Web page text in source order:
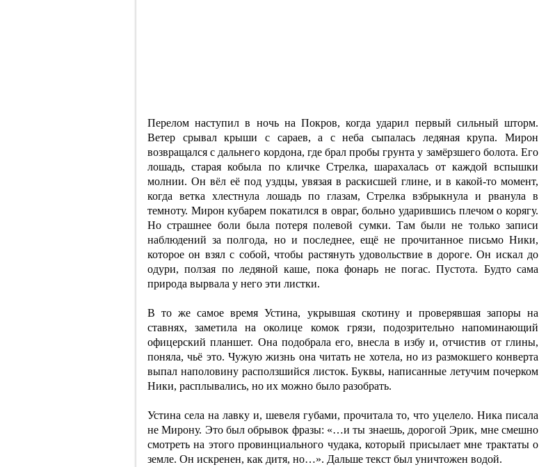
Перелом наступил в ночь на Покров, когда ударил первый сильный шторм.
Ветер срывал крыши с сараев, а с неба сыпалась ледяная крупа. Мирон
возвращался с дальнего кордона, где брал пробы грунта у замёрзшего болота. Его
лошадь, старая кобыла по кличке Стрелка, шарахалась от каждой вспышки
молнии. Он вёл её под уздцы, увязая в раскисшей глине, и в какой-то момент,
когда ветка хлестнула лошадь по глазам, Стрелка взбрыкнула и рванула в
темноту. Мирон кубарем покатился в овраг, больно ударившись плечом о корягу.
Но страшнее боли была потеря полевой сумки. Там были не только записи
наблюдений за полгода, но и последнее, ещё не прочитанное письмо Ники,
которое он взял с собой, чтобы растянуть удовольствие в дороге. Он искал до
одури, ползая по ледяной каше, пока фонарь не погас. Пустота. Будто сама
природа вырвала у него эти листки.
В то же самое время Устина, укрывшая скотину и проверявшая запоры на
ставнях, заметила на околице комок грязи, подозрительно напоминающий
офицерский планшет. Она подобрала его, внесла в избу и, отчистив от глины,
поняла, чьё это. Чужую жизнь она читать не хотела, но из размокшего конверта
выпал наполовину расползшийся листок. Буквы, написанные летучим почерком
Ники, расплывались, но их можно было разобрать.
Устина села на лавку и, шевеля губами, прочитала то, что уцелело. Ника писала
не Мирону. Это был обрывок фразы: «…и ты знаешь, дорогой Эрик, мне смешно
смотреть на этого провинциального чудака, который присылает мне трактаты о
земле. Он искренен, как дитя, но…». Дальше текст был уничтожен водой.